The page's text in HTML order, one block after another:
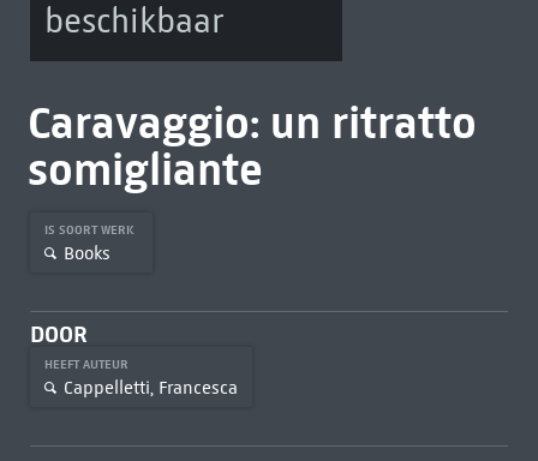
beschikbaar
Caravaggio: un ritratto
somigliante
IS SOORT WERK
Books
DOOR
HEEFT AUTEUR
Cappelletti, Francesca